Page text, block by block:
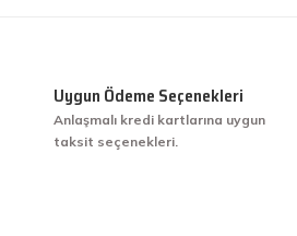
Uygun Ödeme Seçenekleri
Anlaşmalı kredi kartlarına uygun
taksit seçenekleri.